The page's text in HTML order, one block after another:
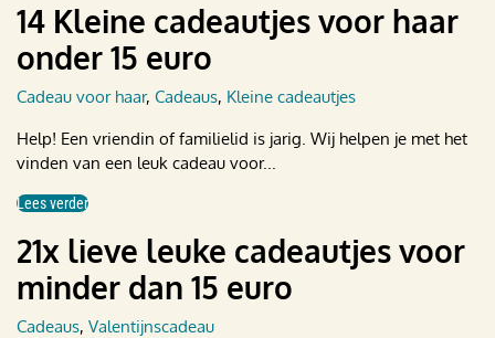
14 Kleine cadeautjes voor haar
onder 15 euro
Cadeau voor haar, Cadeaus, Kleine cadeautjes
Help! Een vriendin of familielid is jarig. Wij helpen je met het
vinden van een leuk cadeau voor...
Lees verder
21x lieve leuke cadeautjes voor
minder dan 15 euro
Cadeaus, Valentijnscadeau